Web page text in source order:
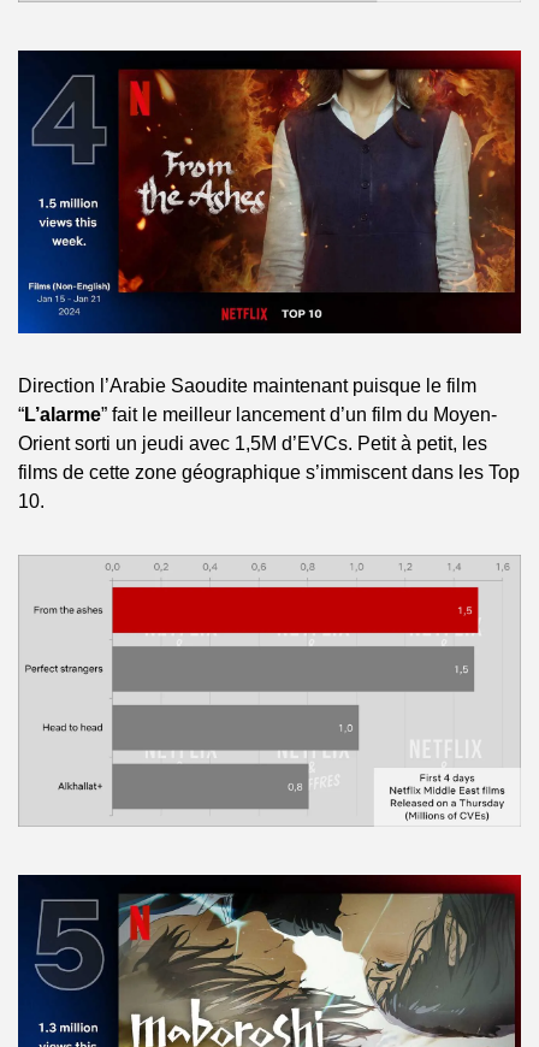
Direction l’Arabie Saoudite maintenant puisque le film
“L’alarme” fait le meilleur lancement d’un film du Moyen-
Orient sorti un jeudi avec 1,5M d’EVCs. Petit à petit, les
films de cette zone géographique s’immiscent dans les Top
10.